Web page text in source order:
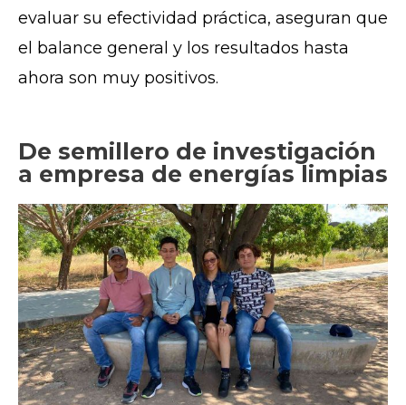
evaluar su efectividad práctica, aseguran que
el balance general y los resultados hasta
ahora son muy positivos.
De semillero de investigación
a empresa de energías limpias